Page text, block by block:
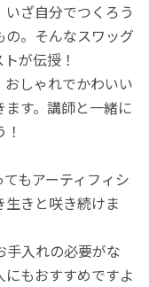
ざ自分でつくろう
の。そんなスワッグ
が伝授！
しゃれでかわいい
ます。講師と一緒に
もアーティフィシ
きと咲き続けま
手入れの必要がな
もおすすめですよ